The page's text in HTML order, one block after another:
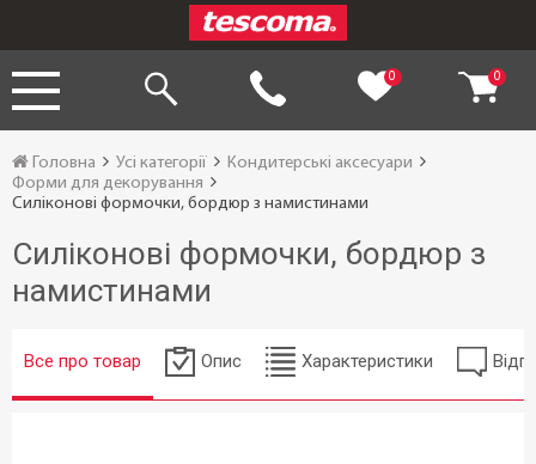
0 0
Головна Усі категорії
Кондитерські аксесуари
Форми для декорування
Силіконові формочки, бордюр з намистинами
Силіконові формочки, бордюр з
намистинами
Все про товар Опис Характеристики